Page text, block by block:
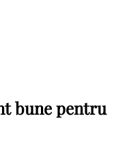
bune pentru